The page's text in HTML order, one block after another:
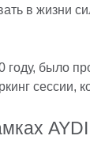
в жизни
было
сессии,